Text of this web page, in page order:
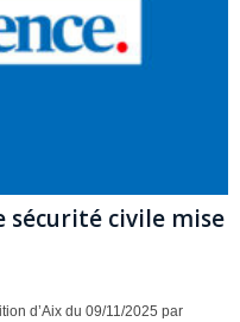
sécurité civile mise
d’Aix du 09/11/2025 par